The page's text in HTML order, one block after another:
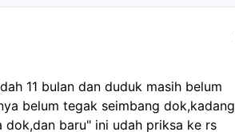
11 bulan dan duduk masih belum
belum tegak seimbang dok,kadang
baru" ini udah priksa ke rs